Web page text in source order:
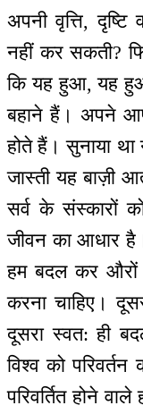
अपनी वृत्ति, दृष्टि
नहीं कर सकती?
कि यह हुआ, यह
बहाने हैं। अपने
होते हैं। सुनाया था
जास्ती यह बाज़ी
सर्व के संस्कारों
जीवन का आधार
हम बदल कर
करना चाहिए।
दूसरा स्वत: ही
विश्व को
परिवर्तित होने